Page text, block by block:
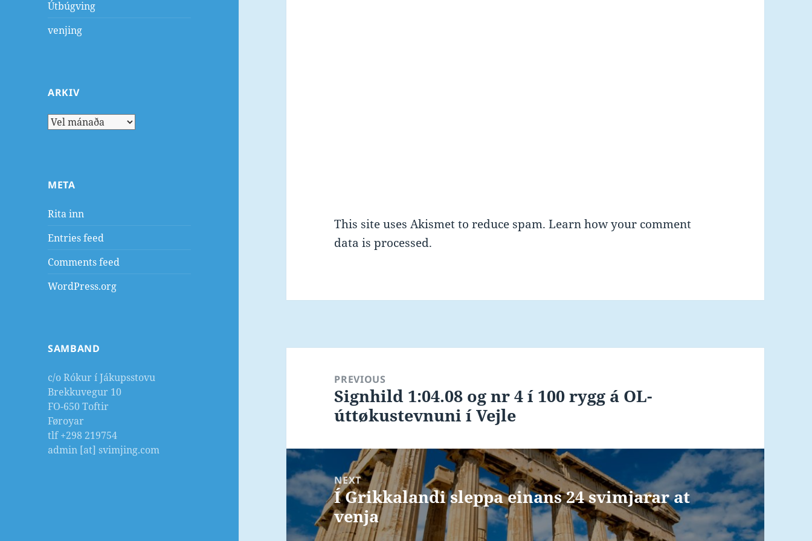
Útbúgving
venjing
ARKIV
Arkiv
META
Rita inn
Entries feed
Comments feed
WordPress.org
SAMBAND
c/o Rókur í Jákupsstovu
Brekkuvegur 10
FO-650 Toftir
Føroyar
tlf +298 219754
admin [at] svimjing.com
This site uses Akismet to reduce spam.Learn how your comment
data is processed.
navigationPREVIOUS
Previous
post:
Signhild 1:04.08 og nr 4 í 100 rygg á OL-
úttøkustevnuni í Vejle
NEXT
Next
post:
Í Grikkalandi sleppa einans 24 svimjarar at
venja